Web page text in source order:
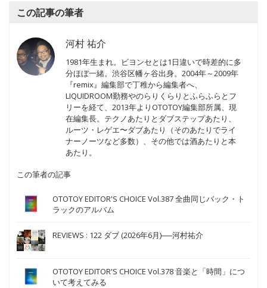
この記事の筆者
河村 祐介
1981年生まれ。ビヨンセとは1日違いで時差的に多
分ほぼ一緒。渋谷区幡ヶ谷出身。2004年～2009年
『remix』編集部で丁稚から編集者へ、
LIQUIDROOM勤務やのらりくらりとふらふらとフ
リーを経て、2013年よりOTOTOY編集部所属、現
在編集長。テクノあたりとダブステップあたり、
ルーツ・レゲエ〜ダブあたり（そのあたりでライ
ナーノーツなど多数）、その他では酒あたりと本
あたり。
この筆者の記事
OTOTOY EDITOR'S CHOICE Vol.387 全曲同じバック・ト
ラックのアルバム
REVIEWS : 122 ダブ (2026年6月)──河村祐介
OTOTOY EDITOR'S CHOICE Vol.378 音楽と「時間」につ
いて考えてみる